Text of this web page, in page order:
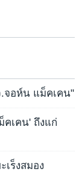
จอห์น แม็คเคน"
คเคน' ถึงแก่
ร็งสมอง